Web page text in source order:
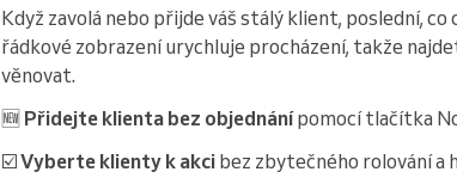
Když zavolá nebo přijde váš stálý klient, poslední,
řádkové zobrazení urychluje procházení, takže
věnovat.
🆕 Přidejte klienta bez objednánípomocí tlačítka
☑️Vyberte klienty k akci bez zbytečného rolování a